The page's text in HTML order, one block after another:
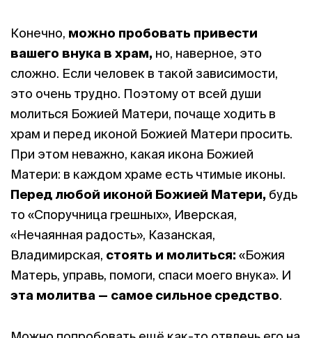
Конечно, можно пробовать привести
вашего внука в храм, но, наверное, это
сложно. Если человек в такой зависимости,
это очень трудно. Поэтому от всей души
молиться Божией Матери, почаще ходить в
храм и перед иконой Божией Матери просить.
При этом неважно, какая икона Божией
Матери: в каждом храме есть чтимые иконы.
Перед любой иконой Божией Матери, будь
то «Споручница грешных», Иверская,
«Нечаянная радость», Казанская,
Владимирская, стоять и молиться: «Божия
Матерь, управь, помоги, спаси моего внука». И
эта молитва — самое сильное средство.